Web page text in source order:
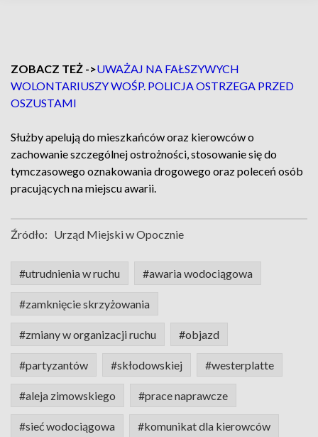
ZOBACZ TEŻ ->UWAŻAJ NA FAŁSZYWYCH
WOLONTARIUSZY WOŚP. POLICJA OSTRZEGA PRZED
OSZUSTAMI
Służby apelują do mieszkańców oraz kierowców o
zachowanie szczególnej ostrożności, stosowanie się do
tymczasowego oznakowania drogowego oraz poleceń osób
pracujących na miejscu awarii.
Źródło: Urząd Miejski w Opocznie
#utrudnienia w ruchu #awaria wodociągowa
#zamknięcie skrzyżowania
#zmiany w organizacji ruchu #objazd
#partyzantów #skłodowskiej #westerplatte
#aleja zimowskiego #prace naprawcze
#sieć wodociągowa #komunikat dla kierowców